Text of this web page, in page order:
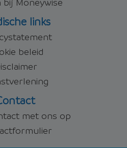
links
beleid
met ons op